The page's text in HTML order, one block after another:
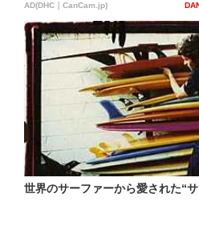
AD(DHC｜CanCam.jp)
世界のサーファーから愛された“